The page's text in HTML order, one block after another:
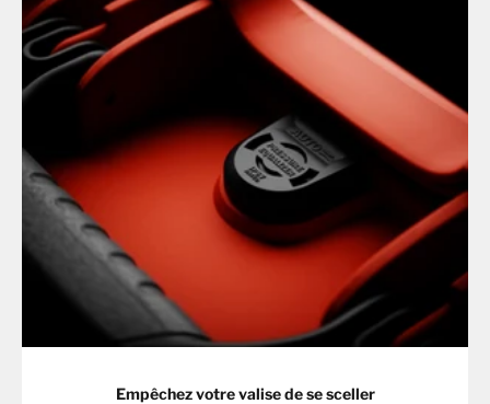
Empêchez votre valise de se sceller